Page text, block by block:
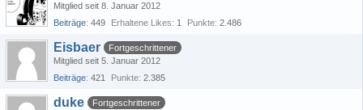
Mitglied seit 8. Januar 2012
Beiträge 449 Erhaltene Likes 1 Punkte 2.486
Eisbaer
Fortgeschrittener
Mitglied seit 5. Januar 2012
Beiträge 421 Punkte 2.385
duke
Fortgeschrittener